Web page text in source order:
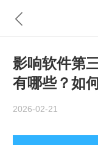
影响软件第
有哪些？如
2026-02-21